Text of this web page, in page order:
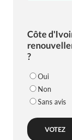
Côte
?
Oui
Non
Sans avis